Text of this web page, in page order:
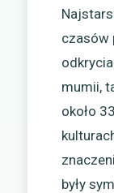
czasów
mumii,
około
były